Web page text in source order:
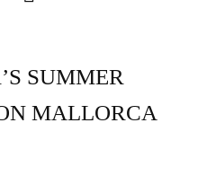
SUMMER
MALLORCA